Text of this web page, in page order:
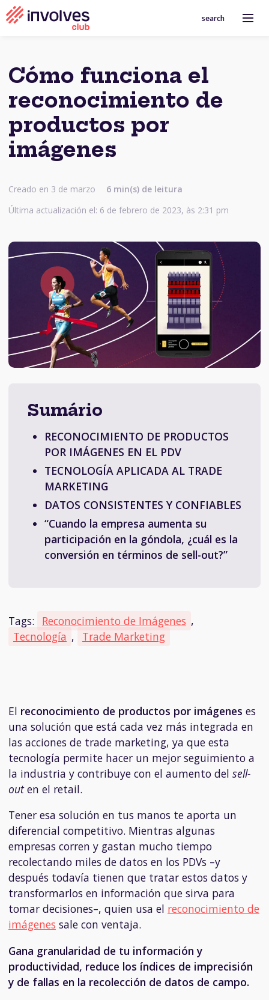
search
Cómo funciona el
reconocimiento de
productos por
imágenes
Creado en 3 de marzo
6 min(s) de leitura
Última actualización el: 6 de febrero de 2023, às 2:31 pm
Sumário
RECONOCIMIENTO DE PRODUCTOS
POR IMÁGENES EN EL PDV
TECNOLOGÍA APLICADA AL TRADE
MARKETING
DATOS CONSISTENTES Y CONFIABLES
“Cuando la empresa aumenta su
participación en la góndola, ¿cuál es la
conversión en términos de sell-out?”
Tags: Reconocimiento de Imágenes ,
Tecnología , Trade Marketing
El reconocimiento de productos por imágenes es
una solución que está cada vez más integrada en
las acciones de trade marketing, ya que esta
tecnología permite hacer un mejor seguimiento a
la industria y contribuye con el aumento del sell-
outen el retail.
Tener esa solución en tus manos te aporta un
diferencial competitivo. Mientras algunas
empresas corren y gastan mucho tiempo
recolectando miles de datos en los PDVs –y
después todavía tienen que tratar estos datos y
transformarlos en información que sirva para
tomar decisiones–, quien usa el reconocimiento de
imágenes sale con ventaja.
Gana granularidad de tu información y
productividad, reduce los índices de imprecisión
y de fallas en la recolección de datos de campo.